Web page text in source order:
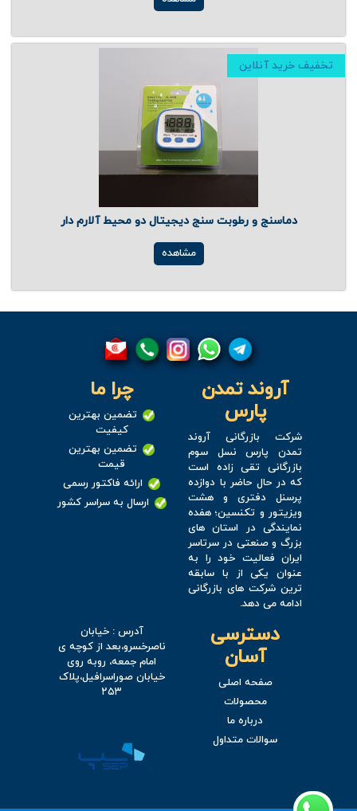
تخفیف خرید آنلاین
دماسنج و رطوبت سنج دیجیتال دو محیط آلارم دار
مشاهده
آروند تمدن
پارس
شرکت بازرگانی آروند
تمدن پارس نسل سوم
بازرگانی تقی زاده است
که در حال حاضر با دوازده
پرسنل دفتری و هشت
ویزیتور و تکنسین؛ هفده
نمایندگی در استان های
بزرگ و صنعتی در سرتاسر
ایران فعالیت خود را به
عنوان یکی از با سابقه
ترین شرکت های بازرگانی
ادامه می دهد.
چرا ما
تضمین بهترین
کیفیت
تضمین بهترین
قیمت
ارائه فاکتور رسمی
ارسال به سراسر کشور
دسترسی
آسان
صفحه اصلی
محصولات
درباره ما
سوالات متداول
آدرس : خیابان
ناصرخسرو،بعد از کوچه ی
امام جمعه، روبه روی
خیابان صوراسرافیل،پلاک
۲۵۳